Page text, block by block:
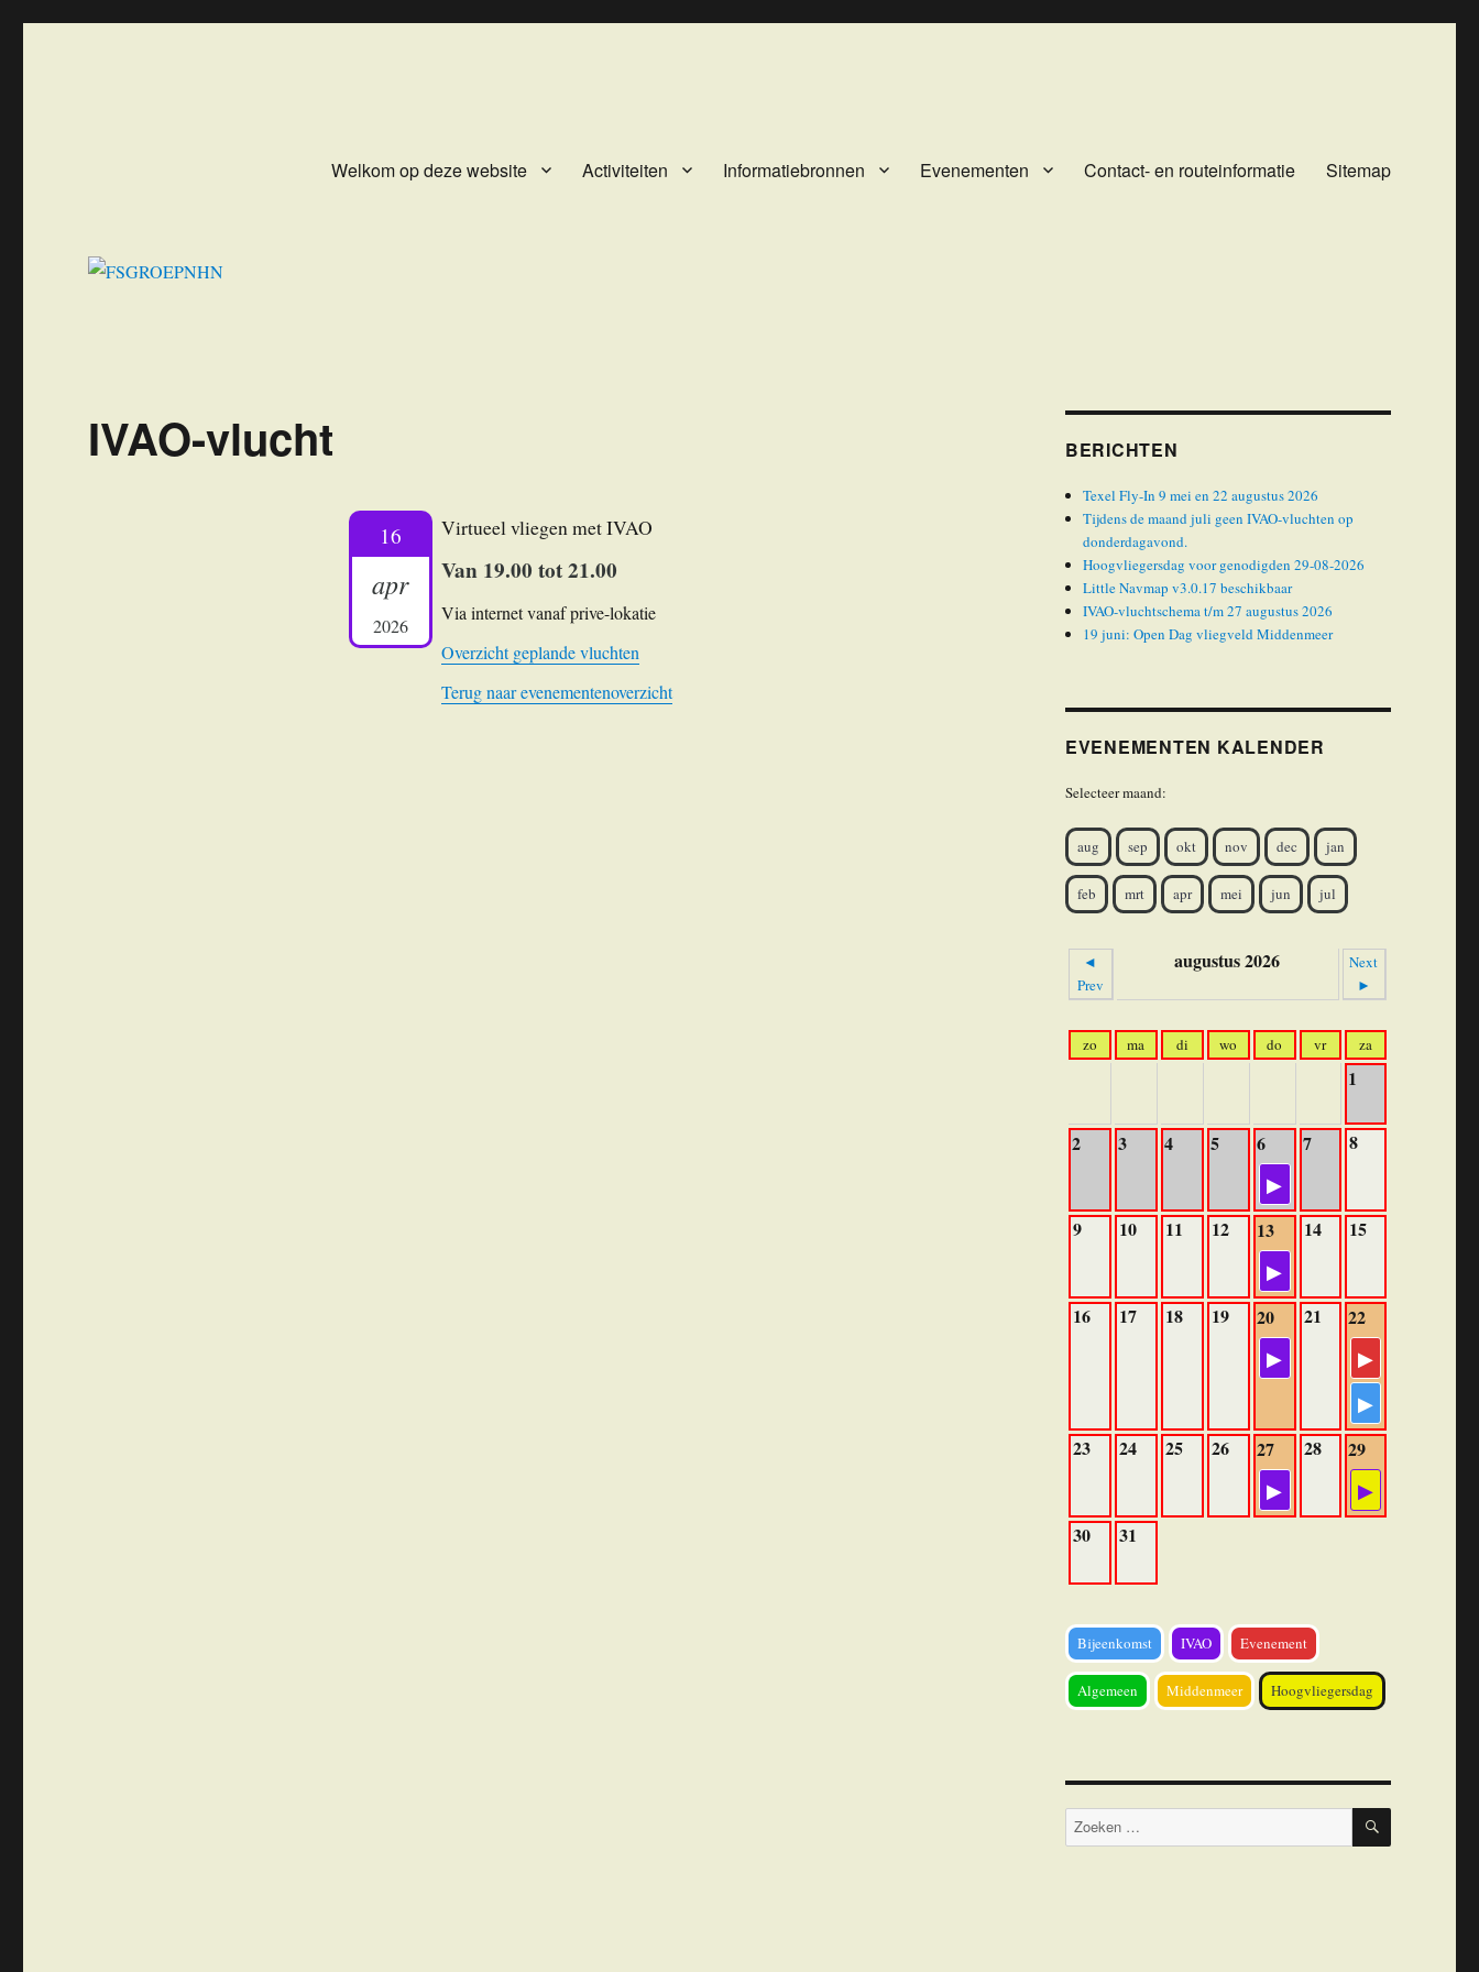
Welkom op deze website Activiteiten Informatiebronnen Evenementen Contact- en routeinformatie Sitemap
IVAO-vlucht
16
apr
2026
Virtueel vliegen met IVAO
Van 19.00 tot 21.00
Via internet vanaf prive-lokatie
Overzicht geplande vluchten
Terug naar evenementenoverzicht
BERICHTEN
Texel Fly-In 9 mei en 22 augustus 2026
Tijdens de maand juli geen IVAO-vluchten op
donderdagavond.
Hoogvliegersdag voor genodigden 29-08-2026
Little Navmap v3.0.17 beschikbaar
IVAO-vluchtschema t/m 27 augustus 2026
19 juni: Open Dag vliegveld Middenmeer
EVENEMENTEN KALENDER
Selecteer maand:
aug sep okt nov dec jan
feb mrt apr mei jun jul
◄
Prev
augustus 2026
Next
►
zo ma di wo do vr za
1
2 3 4 5 6 7 8
9 10 11 12 13 14 15
16 17 18 19 20 21 22
23 24 25 26 27 28 29
30 31
Bijeenkomst IVAO Evenement
Algemeen Middenmeer Hoogvliegersdag
Zoeken
naar:
ZOEKEN